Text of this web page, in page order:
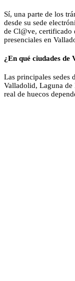
Sí, una parte de los
desde su sede
de Cl@ve, certificado
presenciales en
¿En qué ciudades
Las principales sedes
Valladolid, Laguna
real de huecos